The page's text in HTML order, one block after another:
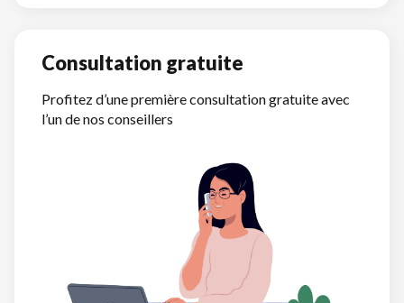
Consultation gratuite
Profitez d’une première consultation gratuite avec
l’un de nos conseillers